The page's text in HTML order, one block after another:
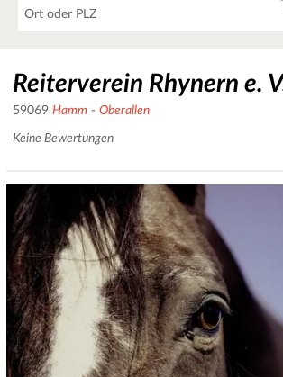
Reiterverein Rhynern e.
59069 Hamm - Oberallen
Keine Bewertungen